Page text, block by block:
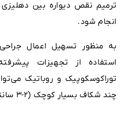
ترمیم نقص دیواره بین
انجام شود.
به منظور تسهیل اعمال
استفاده از تجهیزات
توراکوسکوپیک و روباتیک
چند شکاف بسیار کوچک (۲-۳ سانتی‌متر) انجام داد.